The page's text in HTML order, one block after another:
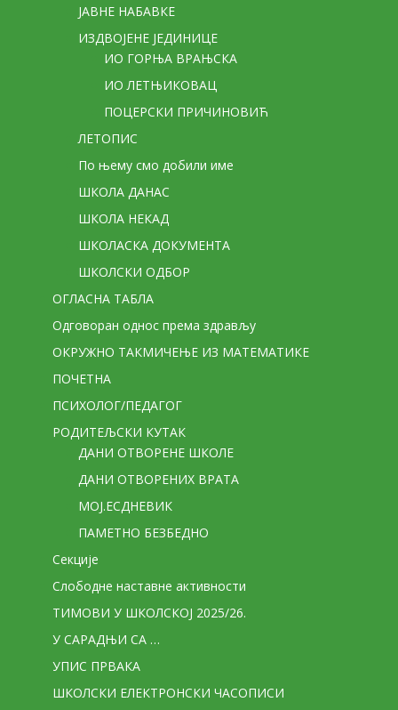
ЈАВНЕ НАБАВКЕ
ИЗДВОЈЕНЕ ЈЕДИНИЦЕ
ИО ГОРЊА ВРАЊСКА
ИО ЛЕТЊИКОВАЦ
ПОЦЕРСКИ ПРИЧИНОВИЋ
ЛЕТОПИС
По њему смо добили име
ШКОЛА ДАНАС
ШКОЛА НЕКАД
ШКОЛАСКА ДОКУМЕНТА
ШКОЛСКИ ОДБОР
ОГЛАСНА ТАБЛА
Одговоран однос према здрављу
ОКРУЖНО ТАКМИЧЕЊЕ ИЗ МАТЕМАТИКЕ
ПОЧЕТНА
ПСИХОЛОГ/ПЕДАГОГ
РОДИТЕЉСКИ КУТАК
ДАНИ ОТВОРЕНЕ ШКОЛЕ
ДАНИ ОТВОРЕНИХ ВРАТА
МОЈ.ЕСДНЕВИК
ПАМЕТНО БЕЗБЕДНО
Секције
Слободне наставне активности
ТИМОВИ У ШКОЛСКОЈ 2025/26.
У САРАДЊИ СА …
УПИС ПРВАКА
ШКОЛСКИ ЕЛЕКТРОНСКИ ЧАСОПИСИ